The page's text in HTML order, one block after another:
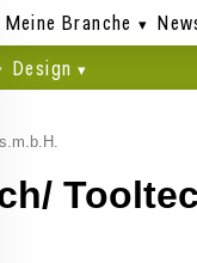
Meine Branche
Design